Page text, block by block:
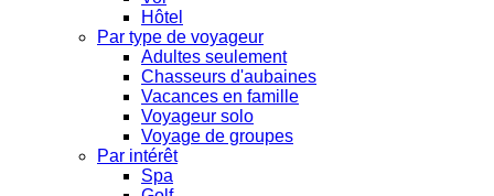
Hôtel
Par type de voyageur
Adultes seulement
Chasseurs d'aubaines
Vacances en famille
Voyageur solo
Voyage de groupes
Par intérêt
Spa